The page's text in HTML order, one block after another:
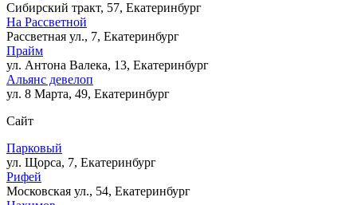
Сибирский тракт, 57, Екатеринбург
На Рассветной
Рассветная ул., 7, Екатеринбург
Прайм
ул. Антона Валека, 13, Екатеринбург
Альянс девелоп
ул. 8 Марта, 49, Екатеринбург
Сайт
Парковый
ул. Щорса, 7, Екатеринбург
Рифей
Московская ул., 54, Екатеринбург